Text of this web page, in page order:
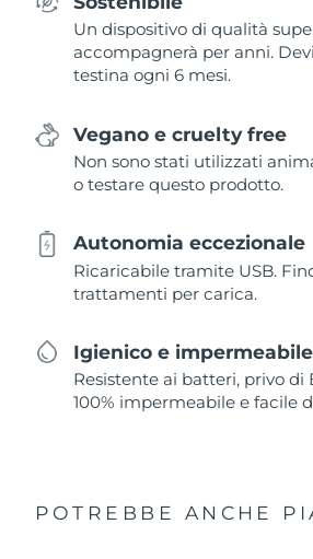
Un dispositivo di qualità
accompagnerà per anni.
testina ogni 6 mesi.
Vegano e cruelty free
Non sono stati utilizzati
o testare questo prodotto.
Autonomia eccezionale
Ricaricabile tramite USB.
trattamenti per carica.
Igienico e impermeabile
Resistente ai batteri, privo di
100% impermeabile e facile
POTREBBE ANCHE